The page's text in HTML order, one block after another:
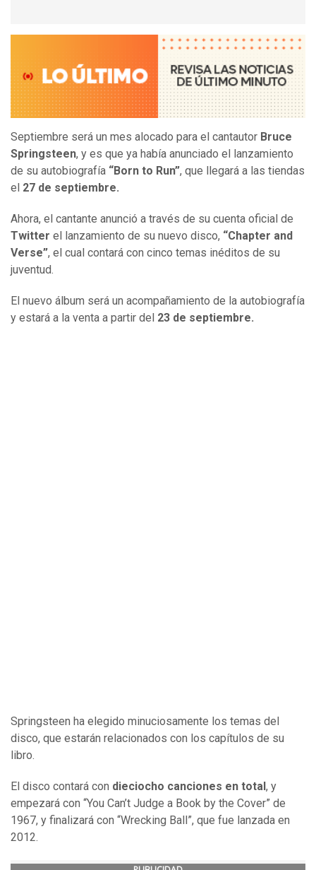
Septiembre será un mes alocado para el cantautor Bruce
Springsteen, y es que ya había anunciado el lanzamiento
de su autobiografía “Born to Run”, que llegará a las tiendas
el 27 de septiembre.
Ahora, el cantante anunció a través de su cuenta oficial de
Twitter el lanzamiento de su nuevo disco, “Chapter and
Verse”, el cual contará con cinco temas inéditos de su
juventud.
El nuevo álbum será un acompañamiento de la autobiografía
y estará a la venta a partir del 23 de septiembre.
Springsteen ha elegido minuciosamente los temas del
disco, que estarán relacionados con los capítulos de su
libro.
El disco contará con dieciocho canciones en total, y
empezará con “You Can’t Judge a Book by the Cover” de
1967, y finalizará con “Wrecking Ball”, que fue lanzada en
2012.